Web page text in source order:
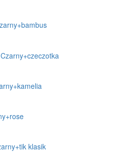
Czarny+czeczotka
klasik